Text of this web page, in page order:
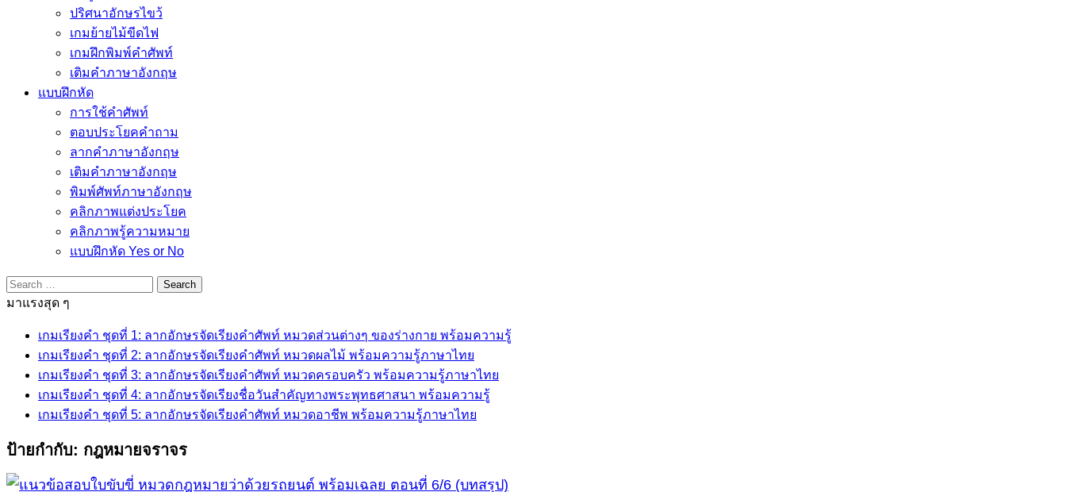
ปริศนาอักษรไขว้
เกมย้ายไม้ขีดไฟ
เกมฝึกพิมพ์คำศัพท์
เติมคำภาษาอังกฤษ
แบบฝึกหัด
การใช้คำศัพท์
ตอบประโยคคำถาม
ลากคำภาษาอังกฤษ
เติมคำภาษาอังกฤษ
พิมพ์ศัพท์ภาษาอังกฤษ
คลิกภาพแต่งประโยค
คลิกภาพรู้ความหมาย
แบบฝึกหัด Yes or No
Search
for:
มาแรงสุด ๆ
เกมเรียงคำ ชุดที่ 1: ลากอักษรจัดเรียงคำศัพท์ หมวดส่วนต่างๆ ของร่างกาย พร้อมความรู้
เกมเรียงคำ ชุดที่ 2: ลากอักษรจัดเรียงคำศัพท์ หมวดผลไม้ พร้อมความรู้ภาษาไทย
เกมเรียงคำ ชุดที่ 3: ลากอักษรจัดเรียงคำศัพท์ หมวดครอบครัว พร้อมความรู้ภาษาไทย
เกมเรียงคำ ชุดที่ 4: ลากอักษรจัดเรียงชื่อวันสำคัญทางพระพุทธศาสนา พร้อมความรู้
เกมเรียงคำ ชุดที่ 5: ลากอักษรจัดเรียงคำศัพท์ หมวดอาชีพ พร้อมความรู้ภาษาไทย
ป้ายกำกับ: กฎหมายจราจร